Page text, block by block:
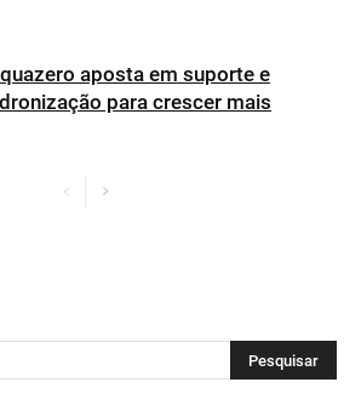
aposta em suporte e
para crescer mais